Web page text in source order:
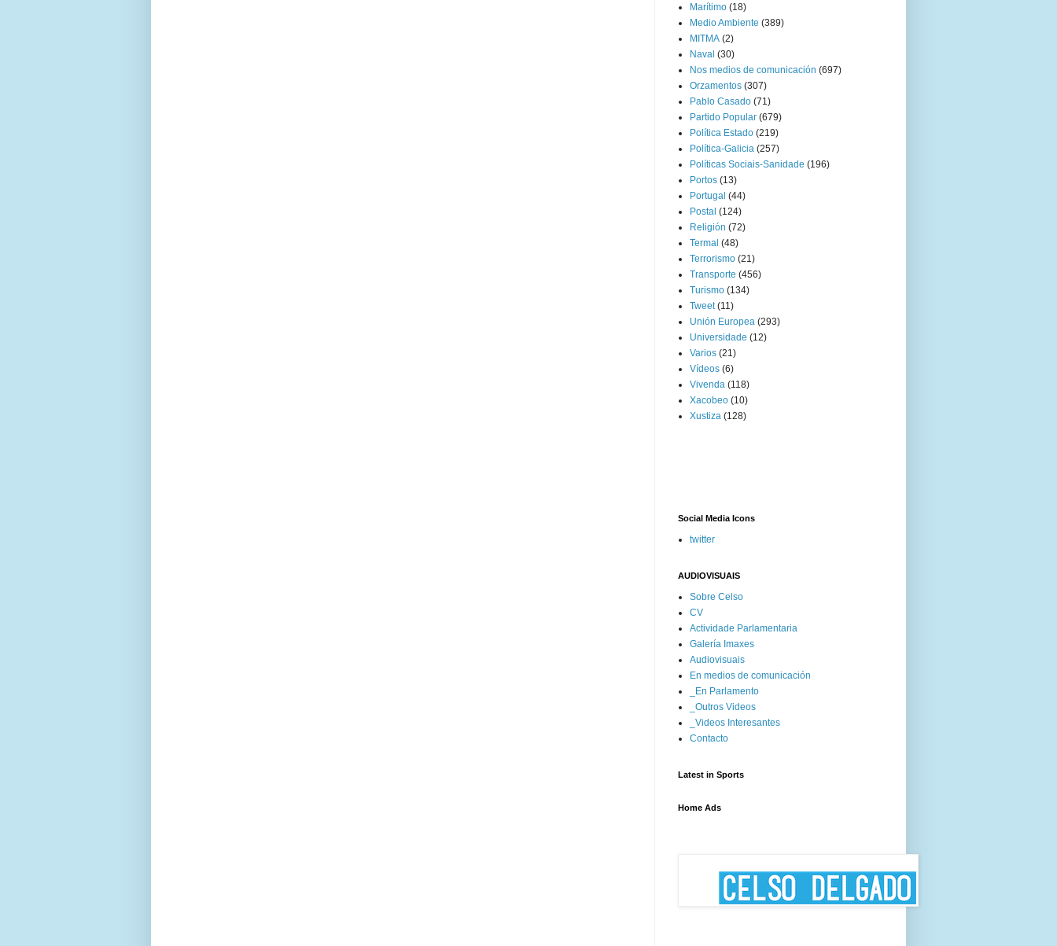
Marítimo (18)
Medio Ambiente (389)
MITMA (2)
Naval (30)
Nos medios de comunicación (697)
Orzamentos (307)
Pablo Casado (71)
Partido Popular (679)
Política Estado (219)
Política-Galicia (257)
Políticas Sociais-Sanidade (196)
Portos (13)
Portugal (44)
Postal (124)
Religión (72)
Termal (48)
Terrorismo (21)
Transporte (456)
Turismo (134)
Tweet (11)
Unión Europea (293)
Universidade (12)
Varios (21)
Vídeos (6)
Vivenda (118)
Xacobeo (10)
Xustiza (128)
Social Media Icons
twitter
AUDIOVISUAIS
Sobre Celso
CV
Actividade Parlamentaria
Galería Imaxes
Audiovisuais
En medios de comunicación
_En Parlamento
_Outros Videos
_Videos Interesantes
Contacto
Latest in Sports
Home Ads